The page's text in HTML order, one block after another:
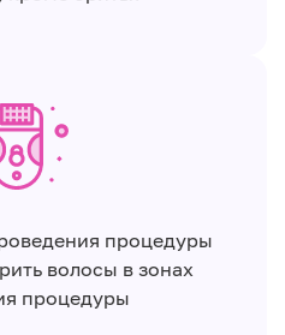
процедуры
волосы в зонах
процедуры